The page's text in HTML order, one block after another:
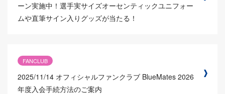
ーン実施中！選手実サイズオーセンティックユニフォー
ムや直筆サイン入りグッズが当たる！
FANCLUB
2025/11/14 オフィシャルファンクラブ BlueMates 2026
年度入会手続方法のご案内